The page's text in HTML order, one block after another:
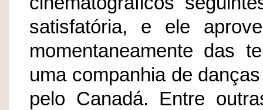
satisfatória, e ele
momentaneamente das
uma companhia de
pelo Canadá. Entre